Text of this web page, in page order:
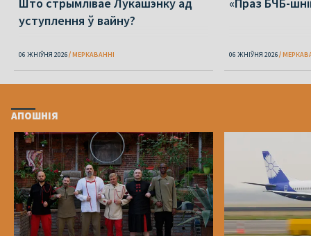
уступлення ў вайну?
06 ЖНІЎНЯ 2026 МЕРКАВАННI 06 ЖНІЎНЯ 2026
АПОШНІЯ